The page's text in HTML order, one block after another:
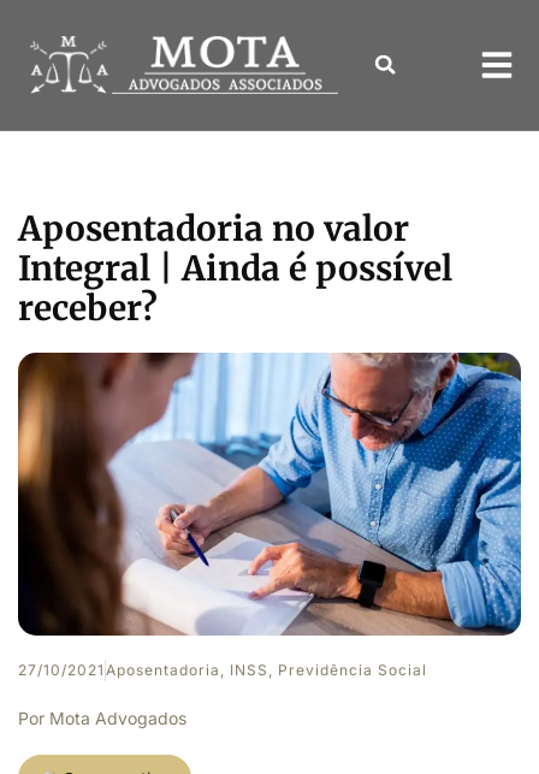
Aposentadoria no valor
Integral | Ainda é possível
receber?
27/10/2021 Aposentadoria , INSS , Previdência Social
Por Mota Advogados